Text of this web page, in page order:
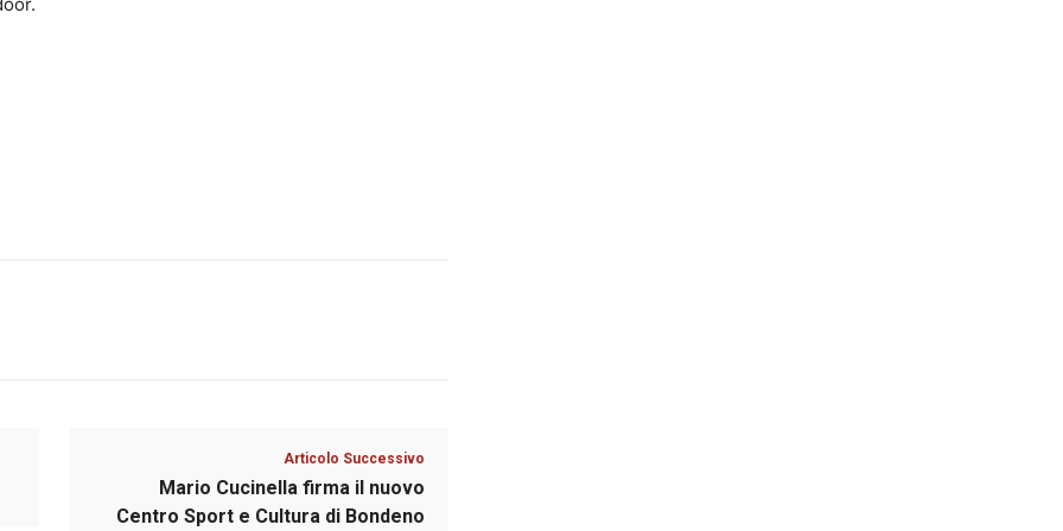
Articolo Successivo
Mario Cucinella firma il nuovo
Centro Sport e Cultura di Bondeno